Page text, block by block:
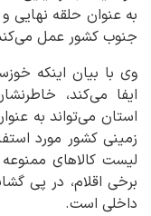
به عنوان حلقه نهایی
جنوب کشور عمل
وی با بیان اینکه
ایفا می‌کند،
استان می‌تواند به
زمینی کشور مورد
لیست کالاهای
برخی اقلام، در پی
داخلی است.